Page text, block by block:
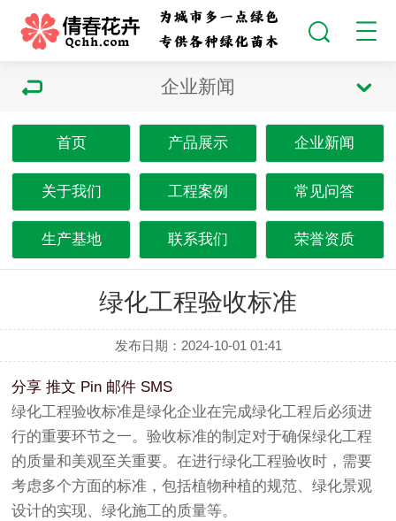
企业新闻
首页 产品展示 企业新闻
关于我们 工程案例 常见问答
生产基地 联系我们 荣誉资质
绿化工程验收标准
发布日期：2024-10-01 01:41
分享 推文 Pin 邮件 SMS
绿化工程验收标准是绿化企业在完成绿化工程后必须进
行的重要环节之一。验收标准的制定对于确保绿化工程
的质量和美观至关重要。在进行绿化工程验收时，需要
考虑多个方面的标准，包括植物种植的规范、绿化景观
设计的实现、绿化施工的质量等。